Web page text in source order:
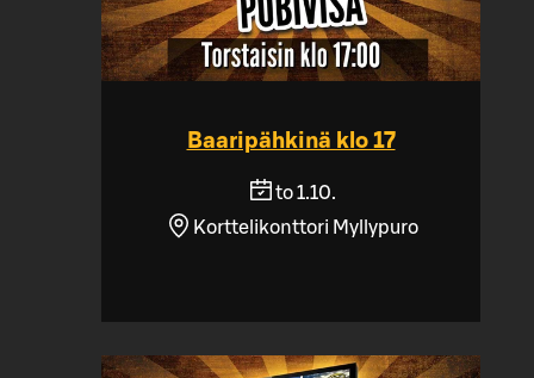
Baaripähkinä klo 17
to 1.10.
Korttelikonttori Myllypuro